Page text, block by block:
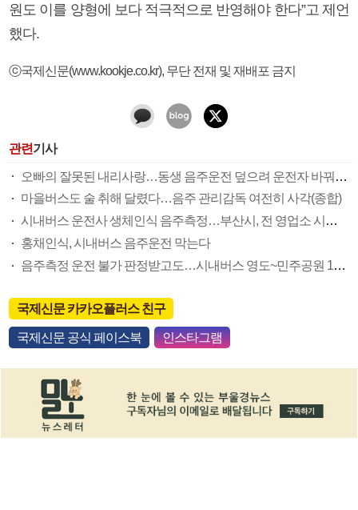
원도 이를 양형에 보다 적극적으로 반영해야 한다”고 제언
했다.
ⓒ국제신문(www.kookje.co.kr), 무단 전재 및 재배포 금지
관련기사
오빠의 잘못된 내리사랑…동생 음주운전 덮으려 운전자 바꿔치기 벌금형
마을버스도 술 취해 달렸다…음주 관리감독 여전히 사각(종합)
시내버스 운전사 생체인식 음주측정…부산시, 전 영업소 시스템 설치 완료
홍채인식, 시내버스 음주운전 막는다
음주측정 운전 불가 판정받고도…시내버스 영도~민주공원 10㎞ 만취질주
국제신문 카카오플러스 친구
국제신문 공식 페이스북 인스타그램